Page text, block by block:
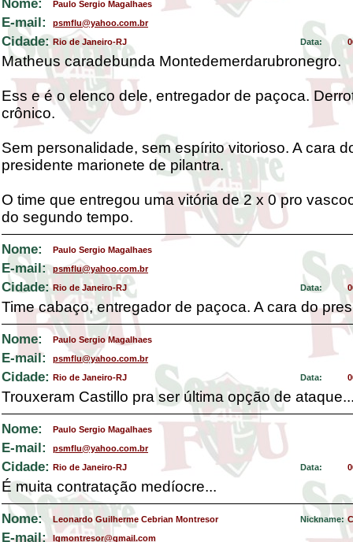
Nome: Paulo Sergio Magalhaes
E-mail: psmflu@yahoo.com.br
Cidade: Rio de Janeiro-RJ Data:
Matheus caradebunda Montedemerdarubronegro.
Ess e é o elenco dele, entregador de paçoca.
crônico.
Sem personalidade, sem espírito vitorioso. A cara
presidente marionete de pilantra.
O time que entregou uma vitória de 2 x 0 pro
do segundo tempo.
Nome: Paulo Sergio Magalhaes
E-mail: psmflu@yahoo.com.br
Cidade: Rio de Janeiro-RJ Data:
Time cabaço, entregador de paçoca. A cara do
Nome: Paulo Sergio Magalhaes
E-mail: psmflu@yahoo.com.br
Cidade: Rio de Janeiro-RJ Data:
Trouxeram Castillo pra ser última opção de
Nome: Paulo Sergio Magalhaes
E-mail: psmflu@yahoo.com.br
Cidade: Rio de Janeiro-RJ Data:
É muita contratação medíocre...
Nome: Leonardo Guilherme Cebrian Montresor Nickname:
E-mail: lgmontresor@gmail.com